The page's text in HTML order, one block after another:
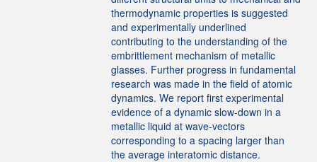
thermodynamic properties is suggested
and experimentally underlined
contributing to the understanding of the
embrittlement mechanism of metallic
glasses. Further progress in fundamental
research was made in the field of atomic
dynamics. We report first experimental
evidence of a dynamic slow-down in a
metallic liquid at wave-vectors
corresponding to a spacing larger than
the average interatomic distance.